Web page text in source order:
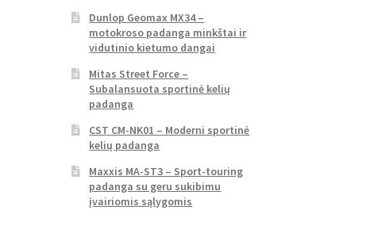
Dunlop Geomax MX34 –
motokroso padanga minkštai ir
vidutinio kietumo dangai
Mitas Street Force –
Subalansuota sportinė kelių
padanga
CST CM-NK01 – Moderni sportinė
kelių padanga
Maxxis MA-ST3 – Sport-touring
padanga su geru sukibimu
įvairiomis sąlygomis